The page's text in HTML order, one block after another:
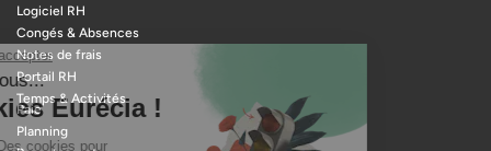
Logiciel RH
Congés & Absences
Notes de frais
Portail RH
Temps & Activités
Paie
Planning